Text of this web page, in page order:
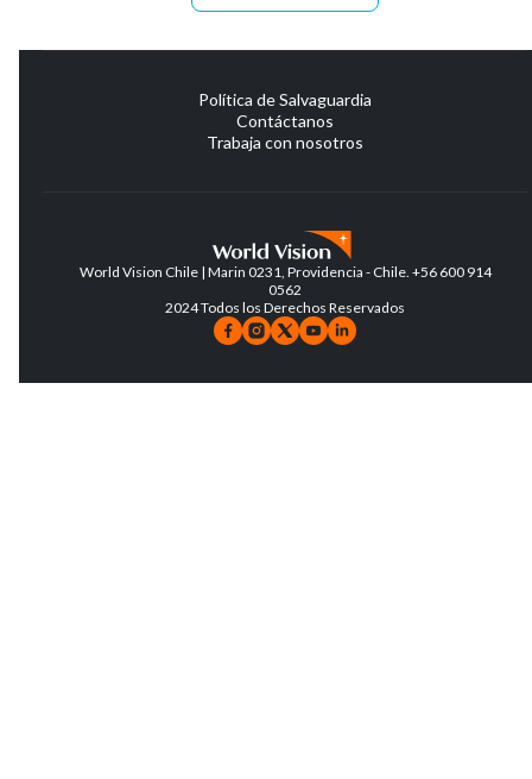
Política de Salvaguardia
Contáctanos
Trabaja con nosotros
World Vision Chile | Marin 0231, Providencia - Chile. +56 600 914
0562
2024 Todos los Derechos Reservados